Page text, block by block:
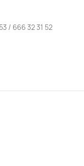
/ 666 32 31 52